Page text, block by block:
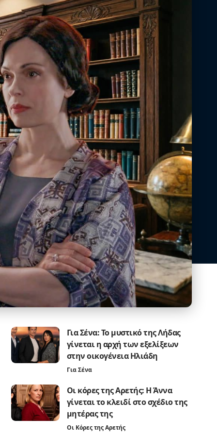
Για Σένα: Το μυστικό της Λήδας
γίνεται η αρχή των εξελίξεων
στην οικογένεια Ηλιάδη
Για Σένα
Οι κόρες της Αρετής: Η Άννα
γίνεται το κλειδί στο σχέδιο της
μητέρας της
Οι Κόρες της Αρετής